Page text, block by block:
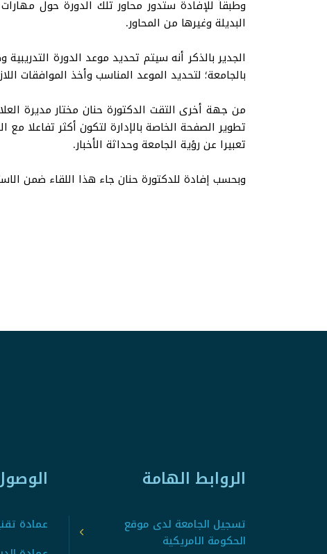
وطبقاً للإفادة ستدور محاور تلك الدورة حول
البديلة وغيرها من المحاور.
الجدير بالذكر أنه سيتم تحديد موعد الدورة
بالجامعة؛ لتحديد الموعد المناسب وأخذ الموافقات
من جهة أخرى التقت الدكتورة حنان مختار مديرة
تطوير الصفحة الخاصة بالإدارة لتكون أكثر تفاعلا
تعبيرا عن رؤية الجامعة وحداثة الأخبار.
وبحسب إفادة للدكتورة حنان جاء هذا اللقاء ضمن
الروابط الهامة
تسجيل الجامعة لدى موقع
الحكومة الامريكية
عمادة